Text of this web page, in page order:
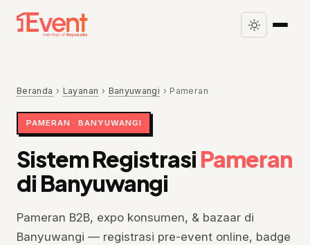
Beranda › Layanan › Banyuwangi › Pameran
PAMERAN · BANYUWANGI
Sistem Registrasi Pameran
di Banyuwangi
Pameran B2B, expo konsumen, & bazaar di
Banyuwangi — registrasi pre-event online, badge